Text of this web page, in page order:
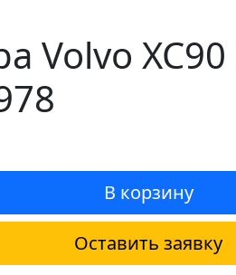
Volvo
В корзину
Оставить заявку